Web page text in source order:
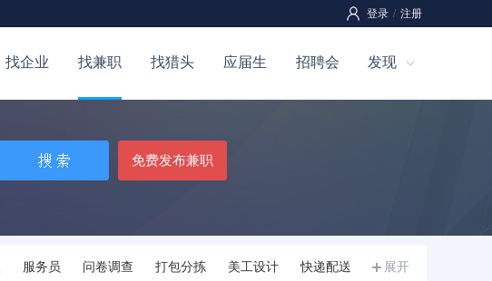
登录 / 注册
找企业 找兼职 找猎头 应届生 招聘会 发现
免费发布兼职
服务员 问卷调查 打包分拣 美工设计
快递配送
展开